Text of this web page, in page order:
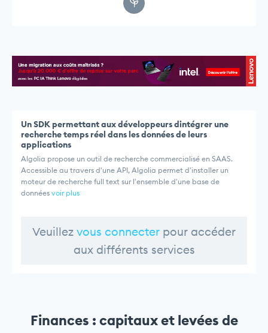
Un SDK permettant aux développeurs dintégrer une
recherche temps réel dans les données de leurs
applications
Algolia propose un outil de recherche commercialisé en SAAS.
Accessible au travers d'une API, Algolia permet d'installer un
moteur de recherche full text sur l'ensemble d'une base de
données voir plus
Veuillez vous connecter pour accéder
aux différents services
Finances : capitaux et levées de